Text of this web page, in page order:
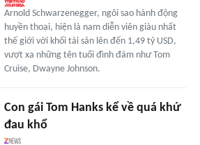
Arnold Schwarzenegger, ngôi sao hành động
huyền thoại, hiện là nam diễn viên giàu nhất
thế giới với khối tài sản lên đến 1,49 tỷ USD,
vượt xa những tên tuổi đình đám như Tom
Cruise, Dwayne Johnson.
Con gái Tom Hanks kể về quá khứ
đau khổ